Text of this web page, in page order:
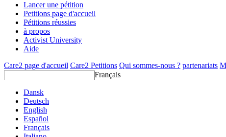
Lancer une pétition
Petitions page d'accueil
Pétitions réussies
à propos
Activist University
Aide
Care2 page d'accueil Care2 Petitions Qui sommes-nous ? partenariats
Français
Dansk
Deutsch
English
Español
Français